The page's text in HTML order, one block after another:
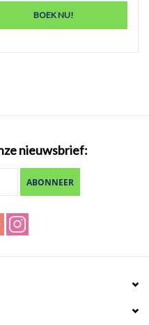
BOEK NU!
nieuwsbrief:
ABONNEER